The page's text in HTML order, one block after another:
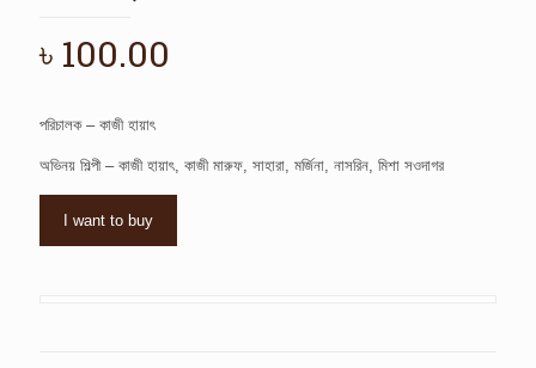
৳ 100.00
পরিচালক – কাজী হায়াৎ
অভিনয় শিল্পী – কাজী হায়াৎ, কাজী মারুফ, সাহারা, মর্জিনা, নাসরিন, মিশা সওদাগর
I want to buy